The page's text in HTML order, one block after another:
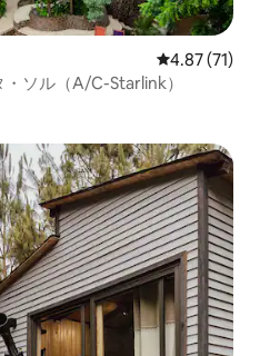
レビュー71
4.87 (71)
ソル（A/C-Starlink）